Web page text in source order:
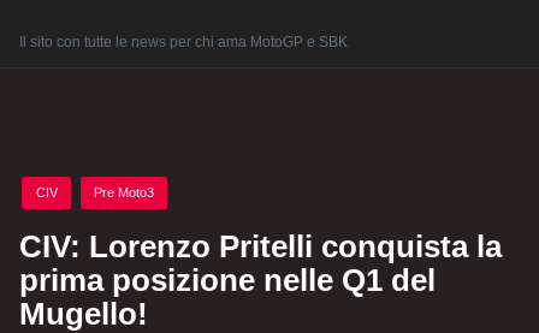
Il sito con tutte le news per chi ama MotoGP e SBK
Posted
in
CIV Pre Moto3
CIV: Lorenzo Pritelli conquista la
prima posizione nelle Q1 del
Mugello!